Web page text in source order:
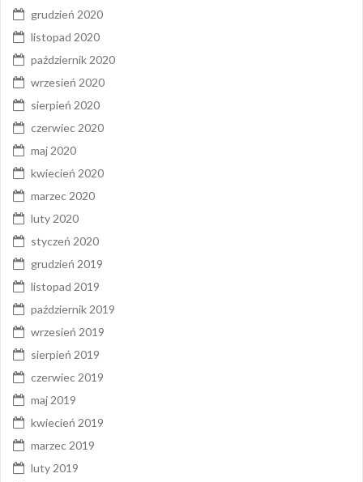
grudzień 2020
listopad 2020
październik 2020
wrzesień 2020
sierpień 2020
czerwiec 2020
maj 2020
kwiecień 2020
marzec 2020
luty 2020
styczeń 2020
grudzień 2019
listopad 2019
październik 2019
wrzesień 2019
sierpień 2019
czerwiec 2019
maj 2019
kwiecień 2019
marzec 2019
luty 2019